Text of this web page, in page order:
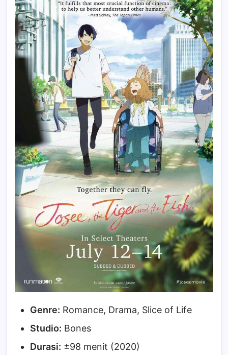
Genre: Romance, Drama, Slice of Life
Studio: Bones
Durasi: ±98 menit (2020)